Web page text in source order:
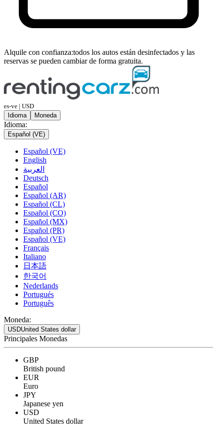
Alquile con confianza:todos los autos están desinfectados y las
reservas se pueden cambiar de forma gratuita.
es-ve | USD
Idioma
Moneda
Idioma:
Español (VE)
Español (VE)
English
العربية
Deutsch
Español
Español (AR)
Español (CL)
Español (CO)
Español (MX)
Español (PR)
Español (VE)
Français
Italiano
日本語
한국어
Nederlands
Portugués
Português
Moneda:
USDUnited States dollar
Principales Monedas
GBP
British pound
EUR
Euro
JPY
Japanese yen
USD
United States dollar